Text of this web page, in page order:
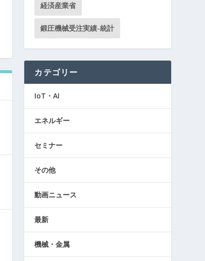
経済産業省
鍛圧機械受注実績-統計
カテゴリー
IoT・AI
エネルギー
セミナー
その他
動画ニュース
最新
機械・金属